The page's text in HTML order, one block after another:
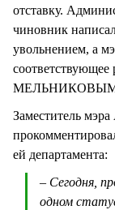
отставку.
чиновник
увольнением, а
соответствующее
МЕЛЬНИКОВЫМ
Заместитель
ей департамента:
– Сегодня,
одном